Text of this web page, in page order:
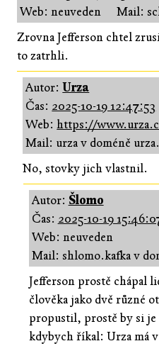
Web: neuveden
Mail:
Zrovna Jefferson chtel
to zatrhli.
Autor:Urza
Čas: 2025-10-19 12:47:53
Web:https://
Mail: urza v doméně
No, stovky jich vlastnil.
Autor: Šlomo
Čas: 2025-10-19
Web: neuveden
Mail: shlomo.kafka v
Jefferson prostě chápal
člověka jako dvě různé
propustil, prostě by si je
kdybych říkal: Urza má